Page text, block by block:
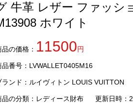
牛革 レザー ファッシ
ホワイト
品の価格： 11500円
品番号：LVWALLET0405M16
ランド： ルイヴィトン LOUIS VUITTON
品の分類： レディース財布
更新日時：